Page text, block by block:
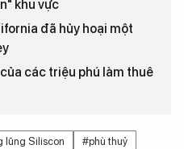
khu vực
đã hủy hoại một
các triệu phú làm thuê
lũng Siliscon
#phù thuỷ